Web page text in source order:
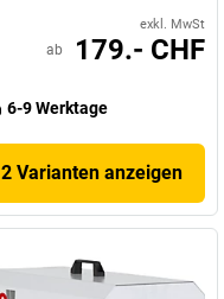
exkl. MwSt
ab 179.- CHF
6-9 Werktage
2 Varianten anzeigen